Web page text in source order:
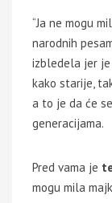
“Ja ne mogu
narodnih
izbledela jer je
kako starije,
a to je da će
generacijama.
Pred vama je
mogu mila